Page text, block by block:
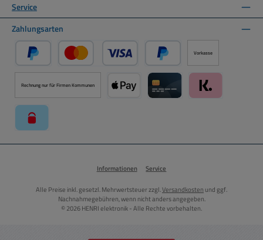
Service
Zahlungsarten
PayPal Kredit- oder Debitkarte über PayPal
Später Bezahlen über PayPal
Vorkasse
Rechnung nur für Firmen Kommunen
Informationen Service
Alle Preise inkl. gesetzl. Mehrwertsteuer zzgl.Versandkosten und ggf.
Nachnahmegebühren, wenn nicht anders angegeben.
© 2026 HENRI elektronik - Alle Rechte vorbehalten.